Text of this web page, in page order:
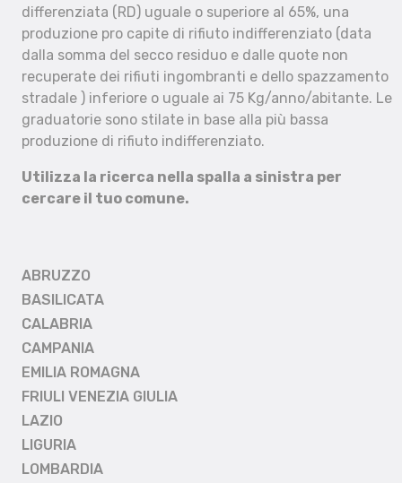
differenziata (RD) uguale o superiore al 65%, una
produzione pro capite di rifiuto indifferenziato (data
dalla somma del secco residuo e dalle quote non
recuperate dei rifiuti ingombranti e dello spazzamento
stradale ) inferiore o uguale ai 75 Kg/anno/abitante. Le
graduatorie sono stilate in base alla più bassa
produzione di rifiuto indifferenziato.
Utilizza la ricerca nella spalla a sinistra per
cercare il tuo comune.
ABRUZZO
BASILICATA
CALABRIA
CAMPANIA
EMILIA ROMAGNA
FRIULI VENEZIA GIULIA
LAZIO
LIGURIA
LOMBARDIA